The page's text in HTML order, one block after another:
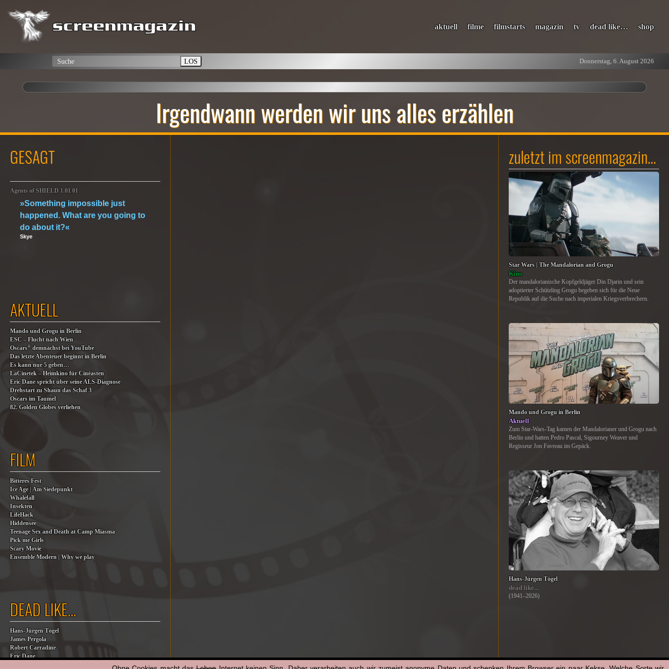
aktuell filme filmstarts magazin tv dead like… shop
LOS Donnerstag, 6. August 2026
Irgendwann werden wir uns alles erzählen
GESAGT
Agents of SHIELD 1.01 01
»Something impossible just
happened. What are you going to
do about it?«
Skye
AKTUELL
Mando und Grogu in Berlin
ESC – Flucht nach Wien
Oscars® demnächst bei YouTube
Das letzte Abenteuer beginnt in Berlin
Es kann nur 5 geben…
LaCinetek – Heimkino für Cinéasten
Eric Dane spricht über seine ALS-Diagnose
Drehstart zu Shaun das Schaf 3
Oscars im Taumel
82. Golden Globes verliehen
FILM
Bitteres Fest
Ice Age | Am Siedepunkt
Whalefall
Insekten
LifeHack
Hiddensee
Teenage Sex and Death at Camp Miasma
Pick me Girls
Scary Movie
Ensemble Modern | Why we play
DEAD LIKE…
Hans-Jürgen Tögel
James Pergola
Robert Carradine
Eric Dane
zuletzt im screenmagazin…
Star Wars | The Mandalorian and Grogu
Kino
Der mandalorianische Kopfgeldjäger Din Djarin und sein
adoptierter Schützling Grogu begeben sich für die Neue
Republik auf die Suche nach imperialen Kriegsverbrechern.
Mando und Grogu in Berlin
Aktuell
Zum Star-Wars-Tag kamen der Mandalorianer und Grogu nach
Berlin und hatten Pedro Pascal, Sigourney Weaver und
Regisseur Jon Favreau im Gepäck.
Hans-Jürgen Tögel
dead like...
(1941–2026)